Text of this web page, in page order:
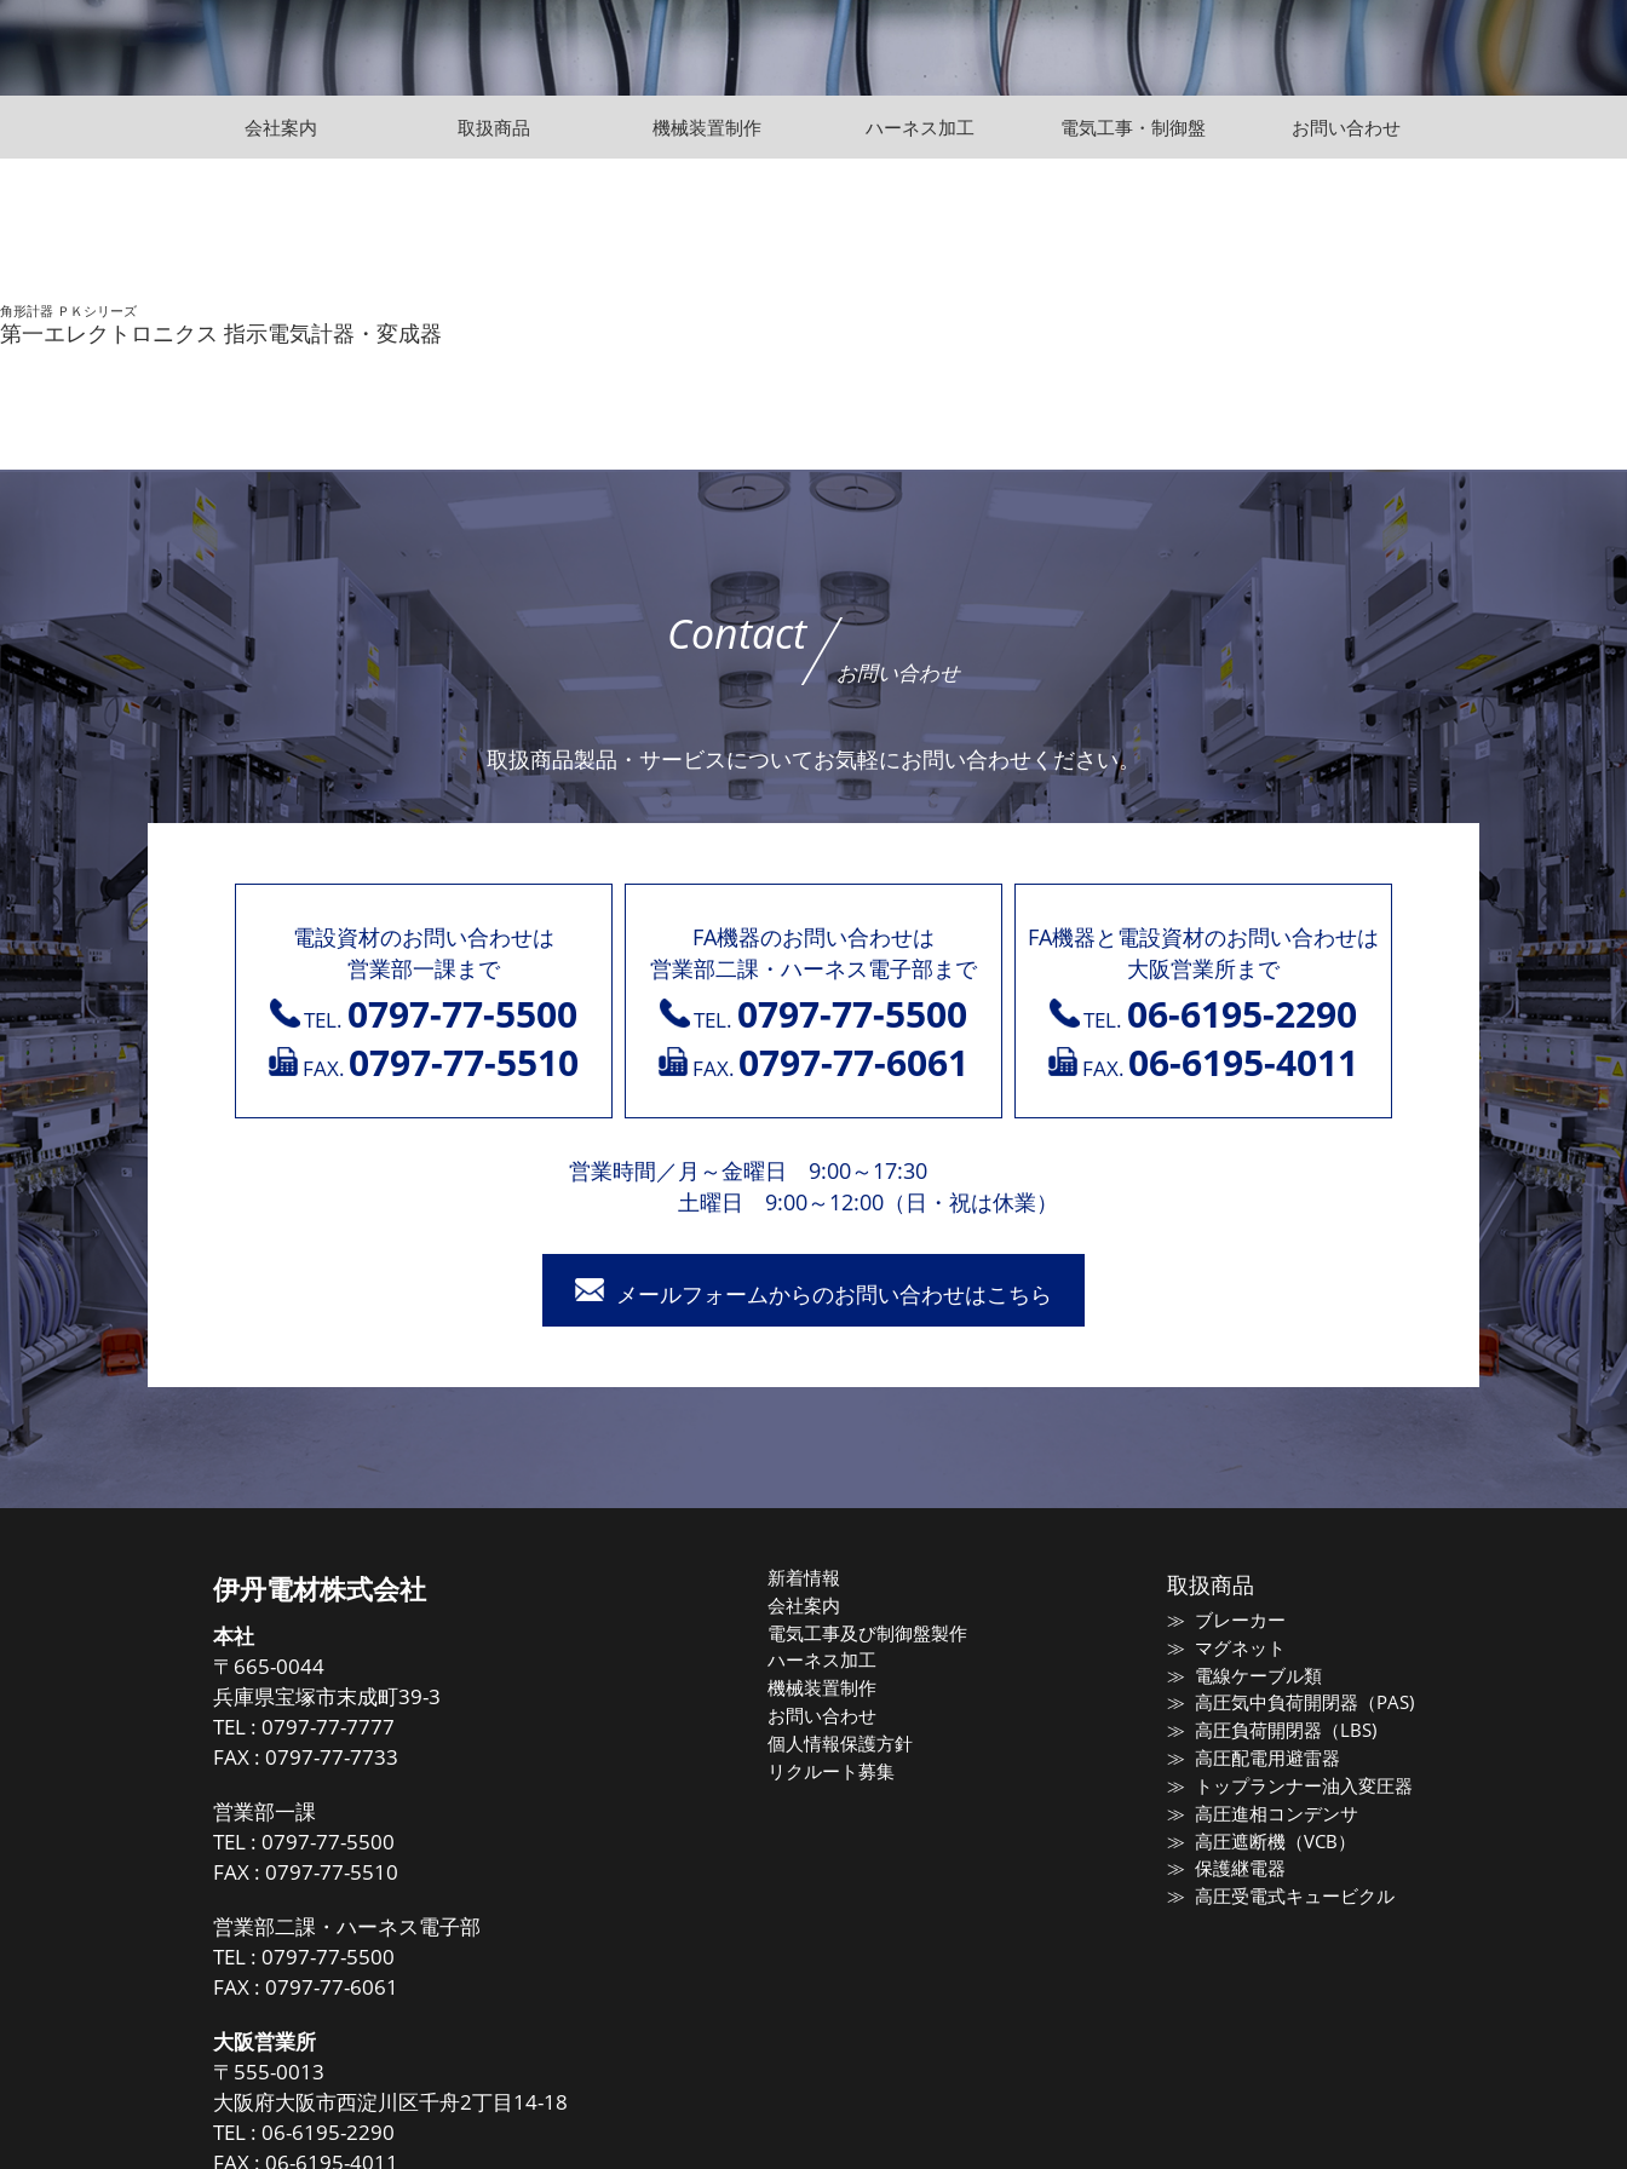
会社案内 取扱商品 機械装置制作 ハーネス加工 電気工事・制御盤 お問い合わせ
角形計器 ＰＫシリーズ
第一エレクトロニクス 指示電気計器・変成器
Contact
お問い合わせ
取扱商品製品・サービスについてお気軽にお問い合わせください。
電設資材のお問い合わせは
営業部一課まで
TEL. 0797-77-5500
FAX. 0797-77-5510
FA機器のお問い合わせは
営業部二課・ハーネス電子部まで
TEL. 0797-77-5500
FAX. 0797-77-6061
FA機器と電設資材のお問い合わせは
大阪営業所まで
TEL. 06-6195-2290
FAX. 06-6195-4011
営業時間 ／ 月～金曜日 9:00～17:30
土曜日 9:00～12:00（日・祝は休業）
メールフォームからのお問い合わせはこちら
伊丹電材株式会社
本社
〒665-0044
兵庫県宝塚市末成町39-3
TEL :0797-77-7777
FAX : 0797-77-7733
営業部一課
TEL :0797-77-5500
FAX : 0797-77-5510
営業部二課・ハーネス電子部
TEL :0797-77-5500
FAX : 0797-77-6061
大阪営業所
〒555-0013
大阪府大阪市西淀川区千舟2丁目14-18
TEL :06-6195-2290
FAX : 06-6195-4011
新着情報
会社案内
電気工事及び制御盤製作
ハーネス加工
機械装置制作
お問い合わせ
個人情報保護方針
リクルート募集
取扱商品
ブレーカー
マグネット
電線ケーブル類
高圧気中負荷開閉器（PAS)
高圧負荷開閉器（LBS)
高圧配電用避雷器
トップランナー油入変圧器
高圧進相コンデンサ
高圧遮断機（VCB）
保護継電器
高圧受電式キュービクル